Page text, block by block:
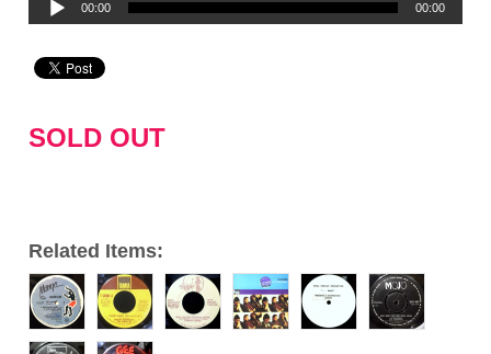
プ
ヤ
00:00 00:00
SOLD OUT
Related Items: